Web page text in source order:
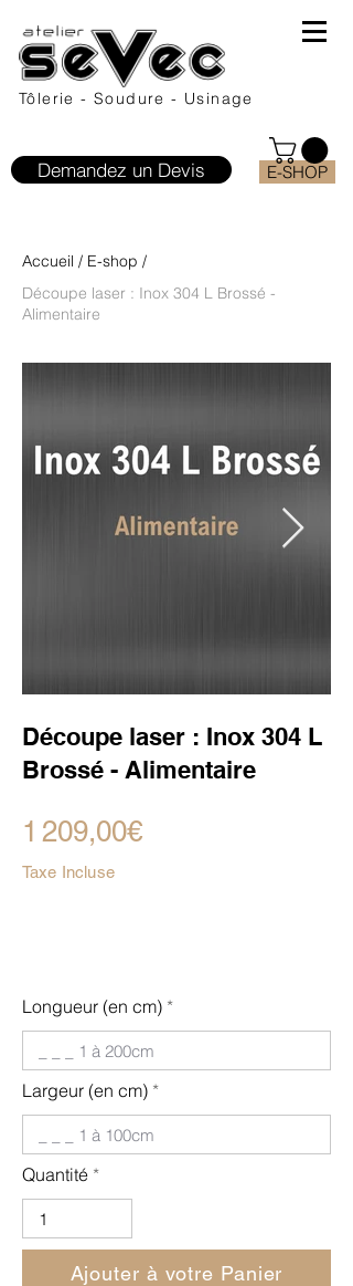
Tôlerie - Soudure - Usinage
E-SHOP
Demandez un Devis
Accueil / E-shop /
Découpe laser : Inox 304 L Brossé -
Alimentaire
Découpe laser : Inox 304 L
Brossé - Alimentaire
1 209,00€
Taxe Incluse
Longueur (en cm)
Largeur (en cm)
Quantité
Ajouter à votre Panier